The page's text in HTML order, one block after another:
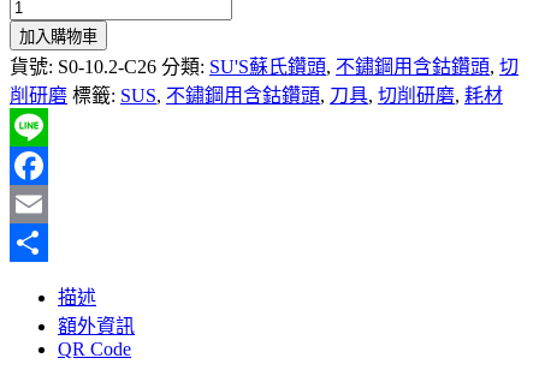
加入購物車
貨號: S0-10.2-C26 分類: SU'S蘇氏鑽頭, 不鏽鋼用含鈷鑽頭, 切
削研磨 標籤: SUS, 不鏽鋼用含鈷鑽頭, 刀具, 切削研磨, 耗材
Line
Facebook
Email
描述
額外資訊
QR Code